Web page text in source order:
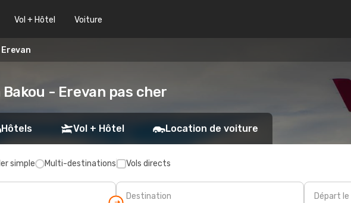
Vol + Hôtel Voiture
- Erevan pas cher
Hôtels Vol + Hôtel Location de voiture
simple Multi-destinations Vols directs
Destination Départ le